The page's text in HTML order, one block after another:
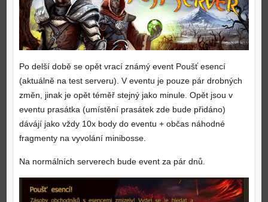
Po delší době se opět vrací známý event Poušť esencí
(aktuálně na test serveru). V eventu je pouze pár drobných
změn, jinak je opět téměř stejný jako minule. Opět jsou v
eventu prasátka (umístění prasátek zde bude přidáno)
dávájí jako vždy 10x body do eventu + občas náhodné
fragmenty na vyvolání minibosse.
Na normálních serverech bude event za pár dnů.